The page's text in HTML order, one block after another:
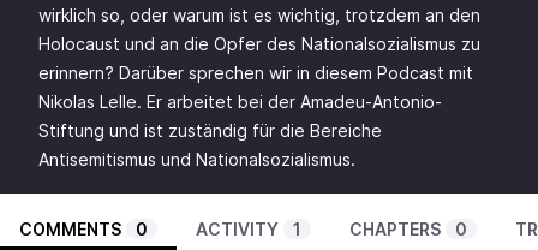
wirklich so, oder warum ist es wichtig, trotzdem an den
Holocaust und an die Opfer des Nationalsozialismus zu
erinnern? Darüber sprechen wir in diesem Podcast mit
Nikolas Lelle. Er arbeitet bei der Amadeu-Antonio-
Stiftung und ist zuständig für die Bereiche
Antisemitismus und Nationalsozialismus.
COMMENTS 0 ACTIVITY 1 CHAPTERS 0